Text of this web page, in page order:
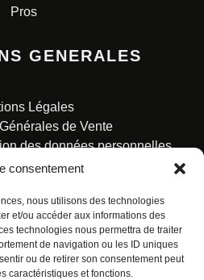
consentement
nous utilisons des technologies
et/ou accéder aux informations des
technologies nous permettra de traiter
de navigation ou les ID uniques
ou de retirer son consentement peut
caractéristiques et fonctions.
Pros
GENERALES
Légales
de Vente
des données personnelles
URBAN COMICS POUR LES
FRANÇAISES.